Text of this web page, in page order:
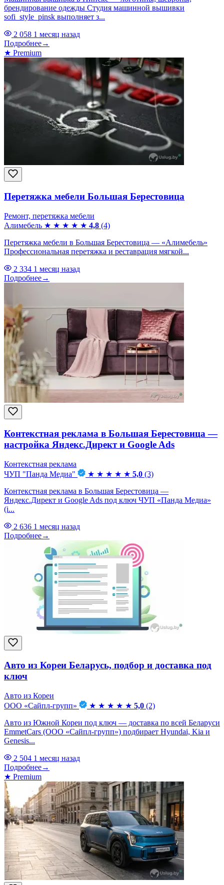
брендирование одежды Студия машинной вышивки
sofi_style_pinsk выполняет з...
2 058 1 месяц назад
Подробнее→
★ Premium
Перетяжка мебели Большая Берестовица
Ремонт, перетяжка мебели
Алимебель ★ ★ ★ ★ ★ 4,8 (4)
Перетяжка мебели в Большая Берестовица — «Алимебель»
Профессиональная перетяжка и реставрация мягкой...
2 334 1 месяц назад
Подробнее→
Контекстная реклама в Большая Берестовица —
настройка Яндекс.Директ и Google Ads
Контекстная реклама
ЧУП "Панда Медиа"
★ ★ ★ ★ ★ 5,0 (3)
Контекстная реклама в Большая Берестовица —
Яндекс.Директ и Google Ads под ключ ЧУП «Панда Медиа»
(i...
2 636 1 месяц назад
Подробнее→
Авто из Кореи Беларусь, подбор и доставка под
ключ
Авто из Кореи
ООО «Сайпл-групп»
★ ★ ★ ★ ★ 5,0 (2)
Авто из Южной Кореи под ключ — доставка по всей Беларуси
EmmetCars (ООО «Сайпл-групп») подбирает Hyundai, Kia и
Genesis...
2 504 1 месяц назад
Подробнее→
★ Premium